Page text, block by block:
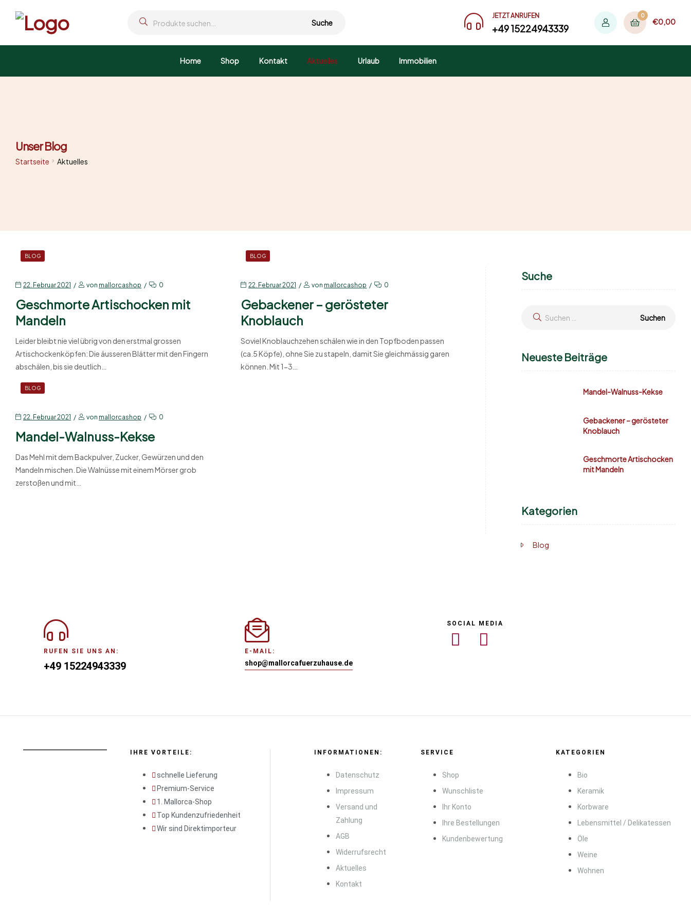
Suche
JETZT ANRUFEN
+49 15224943339
0
€0,00
Home Shop Kontakt Aktuelles Urlaub Immobilien
Unser Blog
Startseite Aktuelles
BLOG
22. Februar 2021 von mallorcashop 0
Geschmorte Artischocken mit
Mandeln
Leider bleibt nie viel übrig von den erstmal grossen
Artischockenköpfen: Die äusseren Blätter mit den Fingern
abschälen, bis sie deutlich…
BLOG
22. Februar 2021 von mallorcashop 0
Gebackener – gerösteter
Knoblauch
Soviel Knoblauchzehen schälen wie in den Topfboden passen
(ca.5 Köpfe), ohne Sie zu stapeln, damit Sie gleichmässig garen
können. Mit 1-3…
BLOG
22. Februar 2021 von mallorcashop 0
Mandel-Walnuss-Kekse
Das Mehl mit dem Backpulver, Zucker, Gewürzen und den
Mandeln mischen. Die Walnüsse mit einem Mörser grob
zerstoßen und mit…
Suche
Neueste Beiträge
Mandel-Walnuss-Kekse
Gebackener – gerösteter
Knoblauch
Geschmorte Artischocken
mit Mandeln
Kategorien
Blog
RUFEN SIE UNS AN:
+49 15224943339
E-MAIL:
shop@mallorcafuerzuhause.de
SOCIAL MEDIA
IHRE VORTEILE:
schnelle Lieferung
Premium-Service
1. Mallorca-Shop
Top Kundenzufriedenheit
Wir sind Direktimporteur
INFORMATIONEN:
Datenschutz
Impressum
Versand und
Zahlung
AGB
Widerrufsrecht
Aktuelles
Kontakt
SERVICE
Shop
Wunschliste
Ihr Konto
Ihre Bestellungen
Kundenbewertung
KATEGORIEN
Bio
Keramik
Korbware
Lebensmittel / Delikatessen
Öle
Weine
Wohnen